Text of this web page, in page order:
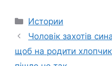
Categories
Истории
Чоловік захотів
щоб на pодити